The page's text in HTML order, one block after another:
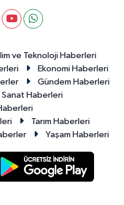
ve Teknoloji Haberleri
Ekonomi Haberleri
Gündem Haberleri
Sanat Haberleri
Tarım Haberleri
Yaşam Haberleri